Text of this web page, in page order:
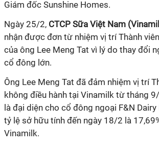
Giám đốc Sunshine Homes.
Ngày 25/2, CTCP Sữa Việt Nam
nhận được đơn từ nhiệm vị trí Thành
của ông Lee Meng Tat vì lý do thay đổi
cổ đông lớn.
Ông Lee Meng Tat đã đảm nhiệm vị trí
không điều hành tại Vinamilk từ tháng
là đại diện cho cổ đông ngoại F&N
tỷ lệ sở hữu tính đến ngày 18/2 là
Vinamilk.